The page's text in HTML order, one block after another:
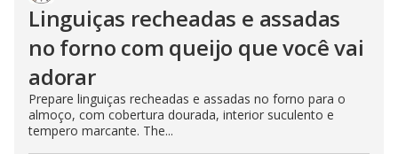
Linguiças recheadas e assadas
no forno com queijo que você vai
adorar
Prepare linguiças recheadas e assadas no forno para o
almoço, com cobertura dourada, interior suculento e
tempero marcante. The...